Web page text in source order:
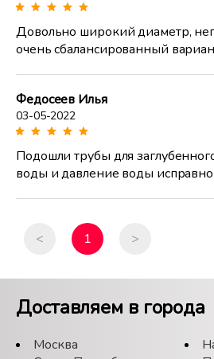
Довольно широкий диаметр,
очень сбалансированный
Федосеев Илья
03-05-2022
Подошли трубы для
воды и давление воды
< 1 >
Доставляем в города
Москва